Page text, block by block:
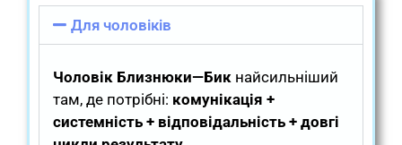
Для чоловіків
Чоловік Близнюки—Бик найсильніший
там, де потрібні: комунікація +
системність + відповідальність + довгі